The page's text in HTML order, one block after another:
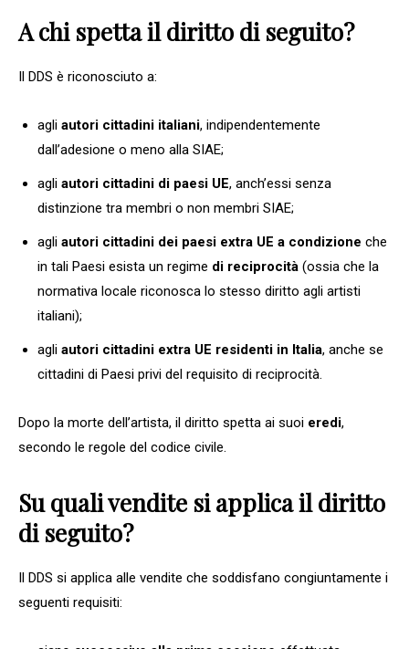
A chi spetta il diritto di seguito?
Il DDS è riconosciuto a:
agli autori cittadini italiani, indipendentemente
dall’adesione o meno alla SIAE;
agli autori cittadini di paesi UE, anch’essi senza
distinzione tra membri o non membri SIAE;
agli autori cittadini dei paesi extra UE a condizione che
in tali Paesi esista un regime di reciprocità (ossia che la
normativa locale riconosca lo stesso diritto agli artisti
italiani);
agli autori cittadini extra UE residenti in Italia, anche se
cittadini di Paesi privi del requisito di reciprocità.
Dopo la morte dell’artista, il diritto spetta ai suoi eredi,
secondo le regole del codice civile.
Su quali vendite si applica il diritto
di seguito?
Il DDS si applica alle vendite che soddisfano congiuntamente i
seguenti requisiti: